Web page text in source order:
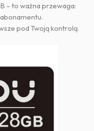
– to ważna przewaga:
pod Twoją kontrolą.